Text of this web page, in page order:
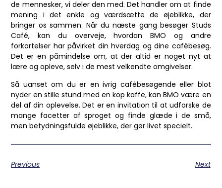
de mennesker, vi deler den med. Det handler om at finde
mening i det enkle og værdsætte de øjeblikke, der
bringer os sammen. Når du næste gang besøger Studs
Café, kan du overveje, hvordan BMO og andre
forkortelser har påvirket din hverdag og dine cafébesøg.
Det er en påmindelse om, at der altid er noget nyt at
lære og opleve, selv i de mest velkendte omgivelser.
Så uanset om du er en ivrig cafébesøgende eller blot
nyder en stille stund med en kop kaffe, kan BMO være en
del af din oplevelse. Det er en invitation til at udforske de
mange facetter af sproget og finde glæde i de små,
men betydningsfulde øjeblikke, der gør livet specielt.
Previous Next